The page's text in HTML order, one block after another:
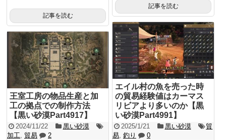
記事を読む
記事を読む
エイル村の魚を売った時
の貿易経験値はカーマス
リビアより多いのか【黒
い砂漠Part4991】
2025/1/21 黒い砂漠
貿
易 釣り 0
王室工房の物品生産と加
工の拠点での制作方法
【黒い砂漠Part4917】
2024/11/22
黒い砂漠
加工
貿易 2